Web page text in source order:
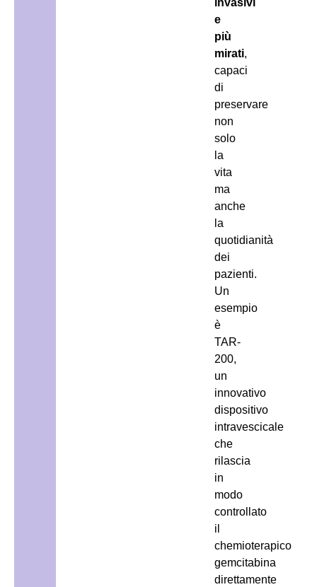
invasivi
e
più
mirati,
capaci
di
preservare
non
solo
la
vita
ma
anche
la
quotidianità
dei
pazienti.
Un
esempio
è
TAR-
200,
un
innovativo
dispositivo
intravescicale
che
rilascia
in
modo
controllato
il
chemioterapico
gemcitabina
direttamente